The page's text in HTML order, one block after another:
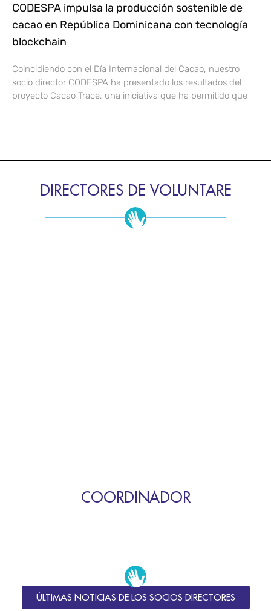
CODESPA impulsa la producción sostenible de
cacao en República Dominicana con tecnología
blockchain
Coincidiendo con el Día Internacional del Cacao, nuestro
socio director CODESPA ha presentado los resultados del
proyecto Cacao Trace, una iniciativa que ha permitido que
DIRECTORES DE VOLUNTARE
COORDINADOR
ÚLTIMAS NOTICIAS DE LOS SOCIOS DIRECTORES